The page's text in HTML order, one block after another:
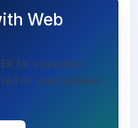
Web
for a practical
on your business